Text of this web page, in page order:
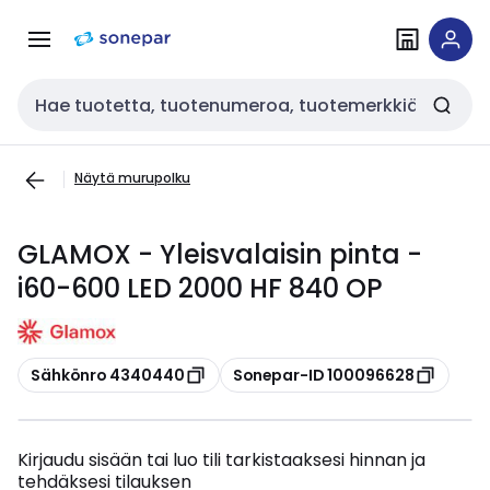
navigointiinsisältöön
Haku
Näytä murupolku
GLAMOX - Yleisvalaisin pinta -
i60-600 LED 2000 HF 840 OP
Kopioi
Sähkönro 4340440 Kopioi
Sonepar-ID 100096628
Kirjaudu sisään tai luo tili tarkistaaksesi hinnan ja
tehdäksesi tilauksen